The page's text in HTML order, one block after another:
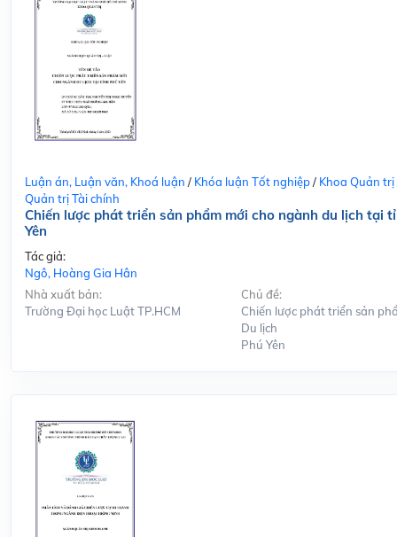
Luận án, Luận văn, Khoá luận / Khóa luận Tốt nghiệp/ Khoa Quản trị
Quản trị Tài chính
Chiến lược phát triển sản phẩm mới cho ngành du lịch tại
Yên
Tác giả:
Ngô, Hoàng Gia Hân
Nhà xuất bản:
Trường Đại học Luật TP.HCM
Chủ đề:
Chiến lược phát triển sản
Du lịch
Phú Yên